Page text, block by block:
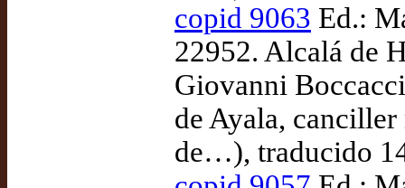
copid 9063 Ed.:
22952. Alcalá de
Giovanni
de Ayala,
de…), traducido